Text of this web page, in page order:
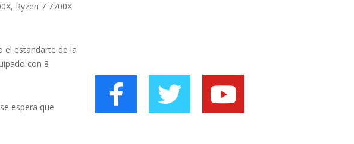
Ryzen 7 7700X
el estandarte de la
con 8
espera que